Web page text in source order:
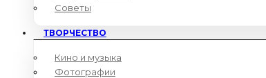
Советы
ТВОРЧЕСТВО
Кино и музыка
Фотографии